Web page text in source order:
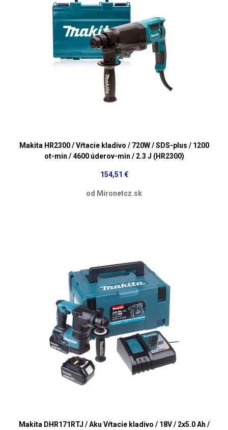
Makita HR2300 / Vŕtacie kladivo / 720W / SDS-plus / 1200
ot-min / 4600 úderov-min / 2.3 J (HR2300)
154,51 €
od Mironetcz.sk
Makita DHR171RTJ / Aku Vŕtacie kladivo / 18V / 2x5.0 Ah /